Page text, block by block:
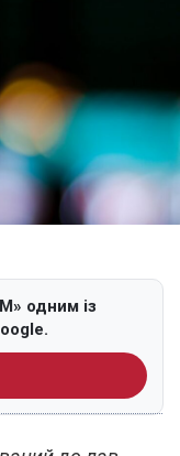
одним із